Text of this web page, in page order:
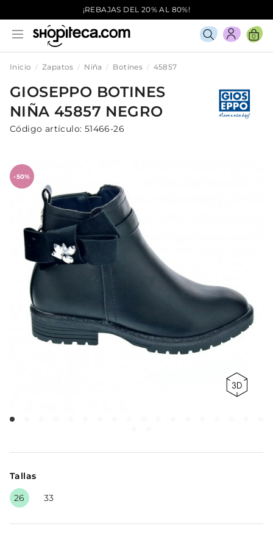
¡REBAJAS DEL 20% AL 80%!
0
Inicio Zapatos Niña Botines 45857
GIOSEPPO BOTINES
NIÑA 45857 NEGRO
Código artículo: 51466-26
-50%
Tallas
26
33